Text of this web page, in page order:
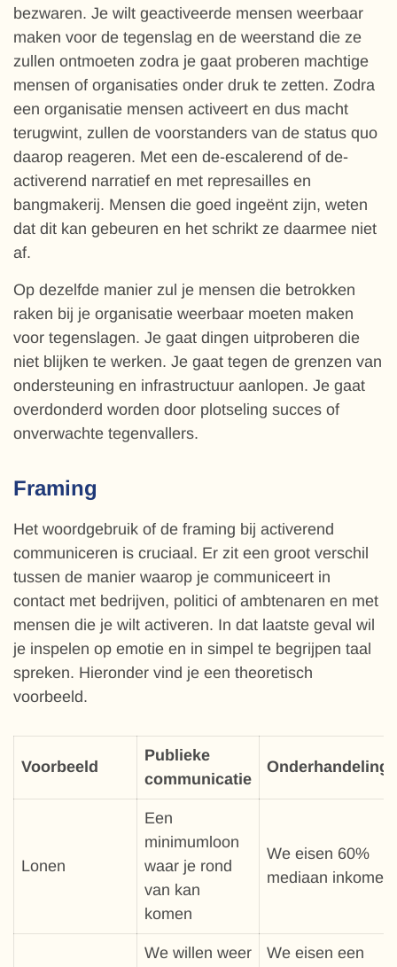
bezwaren. Je wilt geactiveerde mensen weerbaar
maken voor de tegenslag en de weerstand die ze
zullen ontmoeten zodra je gaat proberen machtige
mensen of organisaties onder druk te zetten. Zodra
een organisatie mensen activeert en dus macht
terugwint, zullen de voorstanders van de status quo
daarop reageren. Met een de-escalerend of de-
activerend narratief en met represailles en
bangmakerij. Mensen die goed ingeënt zijn, weten
dat dit kan gebeuren en het schrikt ze daarmee niet
af.
Op dezelfde manier zul je mensen die betrokken
raken bij je organisatie weerbaar moeten maken
voor tegenslagen. Je gaat dingen uitproberen die
niet blijken te werken. Je gaat tegen de grenzen van
ondersteuning en infrastructuur aanlopen. Je gaat
overdonderd worden door plotseling succes of
onverwachte tegenvallers.
Framing
Het woordgebruik of de framing bij activerend
communiceren is cruciaal. Er zit een groot verschil
tussen de manier waarop je communiceert in
contact met bedrijven, politici of ambtenaren en met
mensen die je wilt activeren. In dat laatste geval wil
je inspelen op emotie en in simpel te begrijpen taal
spreken. Hieronder vind je een theoretisch
voorbeeld.
Voorbeeld
Publieke
communicatie
Lonen
Een
minimumloon
waar je rond
van kan
komen
We eisen 60%
mediaan inkomen.
We willen weer
We eisen een